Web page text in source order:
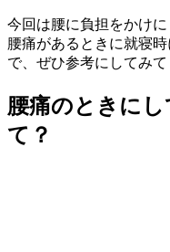
今回は腰に負担をかけ
腰痛があるときに就寝
で、ぜひ参考にしてみて
腰痛のときに
て？